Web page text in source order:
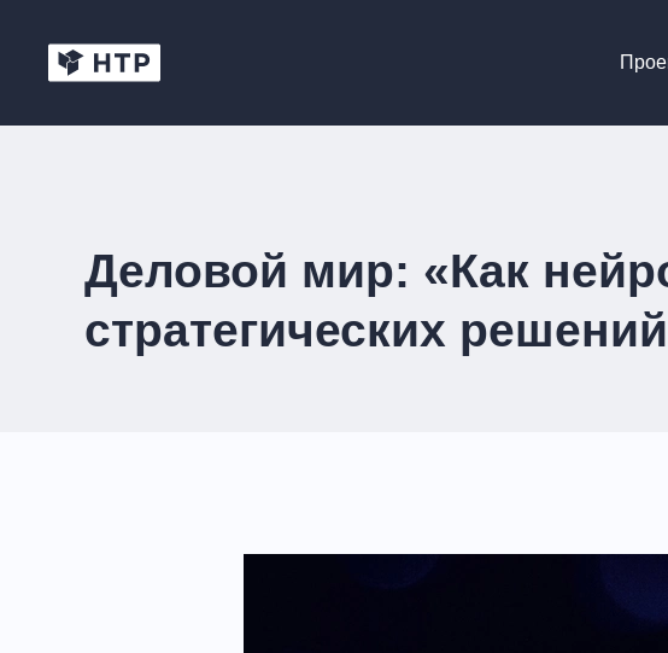
Деловой мир: «Как
стратегических